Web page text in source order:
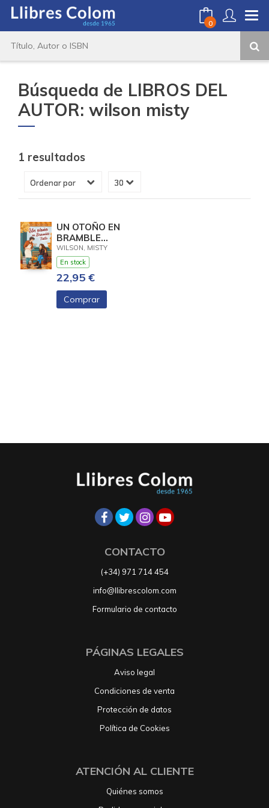
0
Búsqueda de LIBROS DEL
AUTOR: wilson misty
1 resultados
UN OTOÑO EN
BRAMBLE
FALLS
WILSON, MISTY
En stock
22,95 €
Comprar
CONTACTO
(+34) 971 714 454
info@llibrescolom.com
Formulario de contacto
PÁGINAS LEGALES
Aviso legal
Condiciones de venta
Protección de datos
Política de Cookies
ATENCIÓN AL CLIENTE
Quiénes somos